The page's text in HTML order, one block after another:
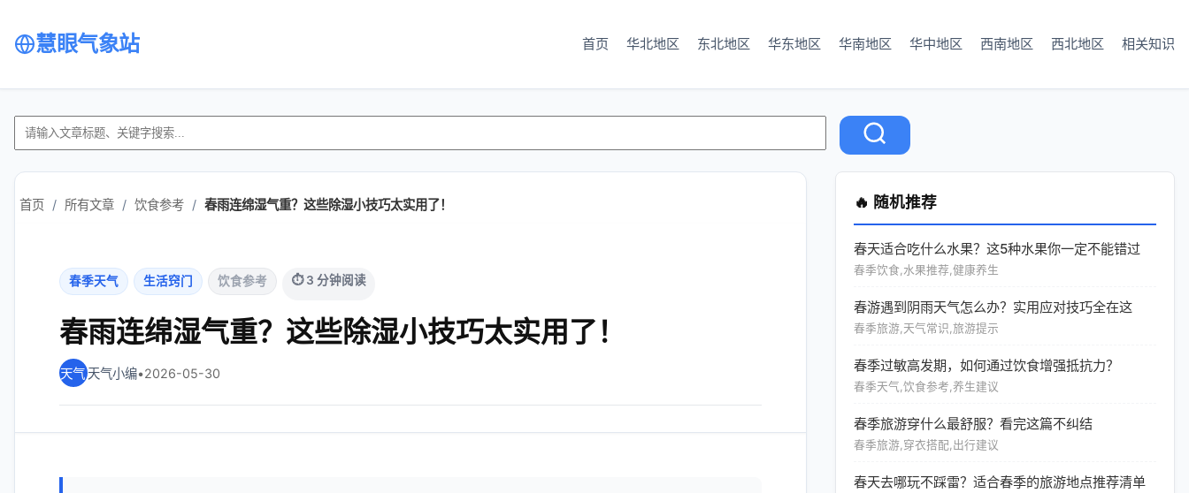
慧眼气象站 首页 华北地区 东北地区 华东地区 华南地区 华中地区 西南地区 西北地区 相关知识
首页 / 所有文章 / 饮食参考 / 春雨连绵湿气重？这些除湿小技巧太实用了！
春季天气 生活窍门 饮食参考 ⏱ 3 分钟阅读
春雨连绵湿气重？这些除湿小技巧太实用了！
天气小编•2026-05-30
🔥 随机推荐
春天适合吃什么水果？这5种水果你一定不能错过
春季饮食,水果推荐,健康养生
春游遇到阴雨天气怎么办？实用应对技巧全在这
春季旅游,天气常识,旅游提示
春季过敏高发期，如何通过饮食增强抵抗力？
春季天气,饮食参考,养生建议
春季旅游穿什么最舒服？看完这篇不纠结
春季旅游,穿衣搭配,出行建议
春天去哪玩不踩雷？适合春季的旅游地点推荐清单